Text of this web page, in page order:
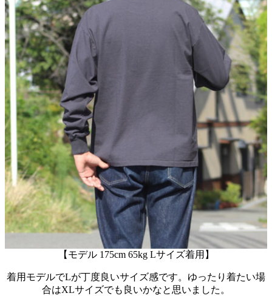
【モデル 175cm 65kg Lサイズ着用】
着用モデルでLが丁度良いサイズ感です。ゆったり着たい場
合はXLサイズでも良いかなと思いました。